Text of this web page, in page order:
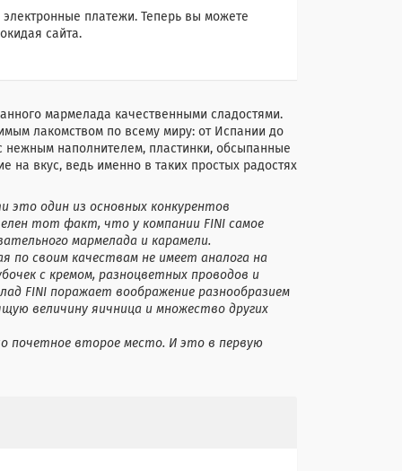
платежи. Теперь вы можете
сайта.
мармелада качественными сладостями.
лакомством по всему миру: от Испании до
наполнителем, пластинки, обсыпанные
на вкус, ведь именно в таких простых радостях
это один из основных конкурентов
тот факт, что у компании FINI cамое
мармелада и карамели.
по своим качествам не имеет аналога на
с кремом, разноцветных проводов и
FINI поражает воображение разнообразием
величину яичница и множество других
почетное второе место. И это в первую